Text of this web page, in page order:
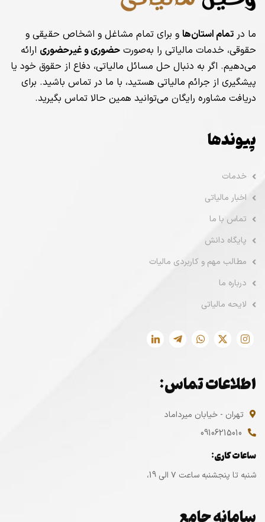
ما در تمام استان‌ها و برای تمام مشاغل و اشخاص حقیقی و
حقوقی، خدمات مالیاتی را به‌صورت حضوری و غیرحضوری ارائه
می‌دهیم. اگر به دنبال حل مسائل مالیاتی، دفاع از حقوق خود یا
پیشگیری از جرائم مالیاتی هستید، با ما در تماس باشید. برای
دریافت مشاوره رایگان می‌توانید همین حالا تماس بگیرید.
پیوندها
خدمات
اخبار مالیاتی
تماس با ما
پایگاه دانش
مطالب مهم و کاربردی مالیات
درباره ما
لایحه مالیاتی
اطلاعات تماس:
تهران - خیابان میرداماد
09106215010
ساعات کاری:
شنبه تا پنجشنبه ساعت ۷ الی 19،